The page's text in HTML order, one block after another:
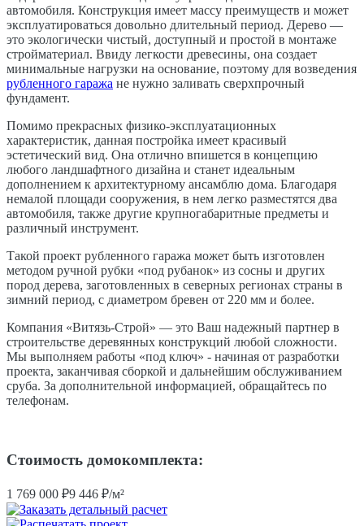
автомобиля. Конструкция имеет массу преимуществ и может
эксплуатироваться довольно длительный период. Дерево —
это экологически чистый, доступный и простой в монтаже
стройматериал. Ввиду легкости древесины, она создает
минимальные нагрузки на основание, поэтому для возведения
рубленного гаража не нужно заливать сверхпрочный
фундамент.
Помимо прекрасных физико-эксплуатационных
характеристик, данная постройка имеет красивый
эстетический вид. Она отлично впишется в концепцию
любого ландшафтного дизайна и станет идеальным
дополнением к архитектурному ансамблю дома. Благодаря
немалой площади сооружения, в нем легко разместятся два
автомобиля, также другие крупногабаритные предметы и
различный инструмент.
Такой проект рубленного гаража может быть изготовлен
методом ручной рубки «под рубанок» из сосны и других
пород дерева, заготовленных в северных регионах страны в
зимний период, с диаметром бревен от 220 мм и более.
Компания «Витязь-Строй» — это Ваш надежный партнер в
строительстве деревянных конструкций любой сложности.
Мы выполняем работы «под ключ» - начиная от разработки
проекта, заканчивая сборкой и дальнейшим обслуживанием
сруба. За дополнительной информацией, обращайтесь по
телефонам.
Стоимость домокомплекта:
1 769 000 ₽9 446 ₽/м²